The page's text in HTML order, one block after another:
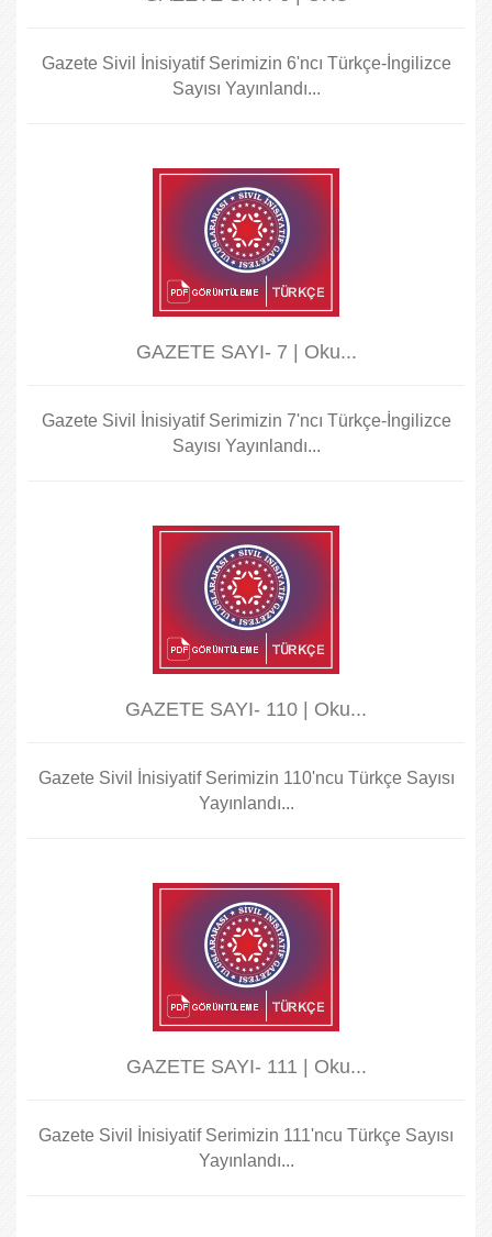
Gazete Sivil İnisiyatif Serimizin 6'ncı Türkçe-İngilizce
Sayısı Yayınlandı...
GAZETE SAYI- 7 | Oku...
Gazete Sivil İnisiyatif Serimizin 7'ncı Türkçe-İngilizce
Sayısı Yayınlandı...
GAZETE SAYI- 110 | Oku...
Gazete Sivil İnisiyatif Serimizin 110'ncu Türkçe Sayısı
Yayınlandı...
GAZETE SAYI- 111 | Oku...
Gazete Sivil İnisiyatif Serimizin 111'ncu Türkçe Sayısı
Yayınlandı...